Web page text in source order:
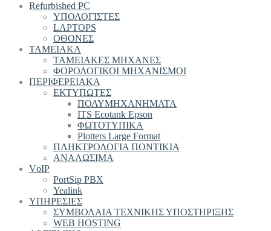
Refurbished PC
ΥΠΟΛΟΓΙΣΤΕΣ
LAPTOPS
ΟΘΟΝΕΣ
ΤΑΜΕΙΑΚΑ
ΤΑΜΕΙΑΚΕΣ ΜΗΧΑΝΕΣ
ΦΟΡΟΛΟΓΙΚΟΙ ΜΗΧΑΝΙΣΜΟΙ
ΠΕΡΙΦΕΡΕΙΑΚΑ
ΕΚΤΥΠΩΤΕΣ
ΠΟΛΥΜΗΧΑΝΗΜΑΤΑ
ITS Ecotank Epson
ΦΩΤΟΤΥΠΙΚΑ
Plotters Large Format
ΠΛΗΚΤΡΟΛΟΓΙΑ ΠΟΝΤΙΚΙΑ
ΑΝΑΛΩΣΙΜΑ
VοIP
PortSip PBX
Yealink
ΥΠΗΡΕΣΙΕΣ
ΣΥΜΒΟΛΑΙΑ ΤΕΧΝΙΚΗΣ ΥΠΟΣΤΗΡΙΞΗΣ
WEB HOSTING